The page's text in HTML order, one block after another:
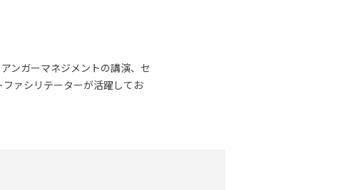
ンガーマネジメントの講演、セ
ァシリテーターが活躍してお